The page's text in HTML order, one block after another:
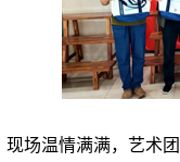
现场温情满满，艺术